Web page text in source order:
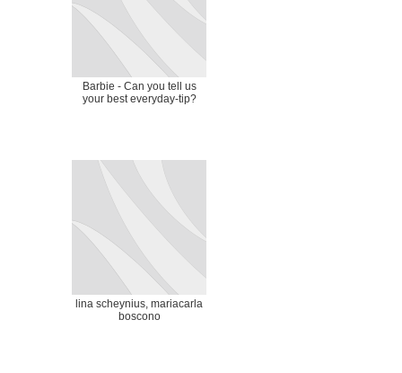
Barbie - Can you tell us
your best everyday-tip?
lina scheynius, mariacarla
boscono